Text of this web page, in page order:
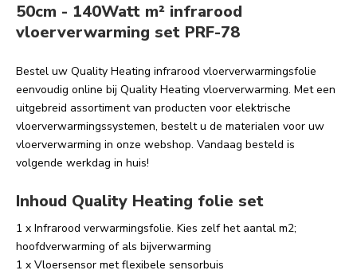
50cm - 140Watt m² infrarood
vloerverwarming set PRF-78
Bestel uw Quality Heating infrarood vloerverwarmingsfolie
eenvoudig online bij Quality Heating vloerverwarming. Met een
uitgebreid assortiment van producten voor elektrische
vloerverwarmingssystemen, bestelt u de materialen voor uw
vloerverwarming in onze webshop. Vandaag besteld is
volgende werkdag in huis!
Inhoud Quality Heating folie set
1 x Infrarood verwarmingsfolie. Kies zelf het aantal m2;
hoofdverwarming of als bijverwarming
1 x Vloersensor met flexibele sensorbuis